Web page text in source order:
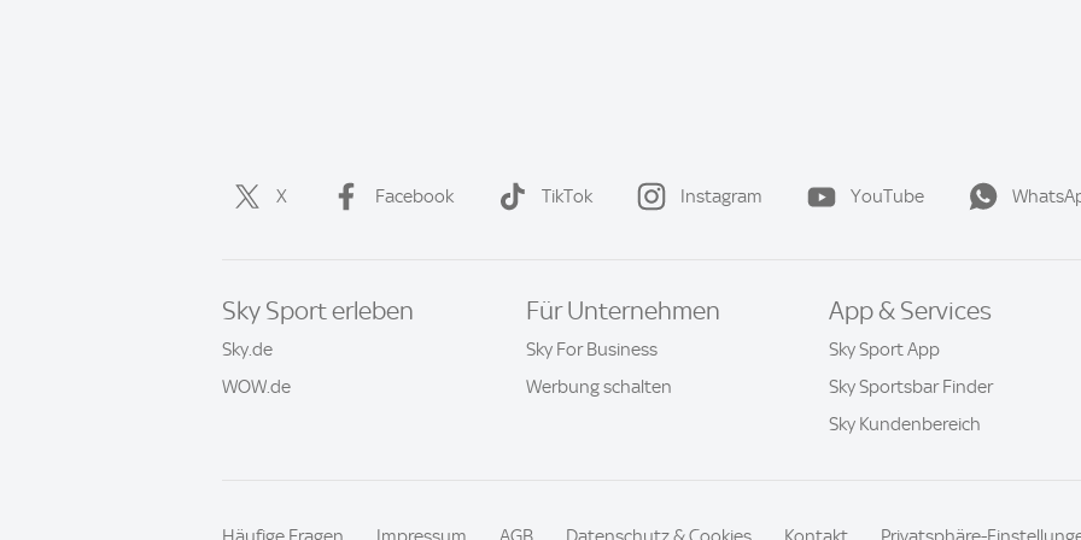
X Facebook TikTok Instagram YouTube
Sky Sport erleben
Sky.de
WOW.de
Für Unternehmen
Sky For Business
Werbung schalten
App & Services
Sky Sport App
Sky Sportsbar Finder
Sky Kundenbereich